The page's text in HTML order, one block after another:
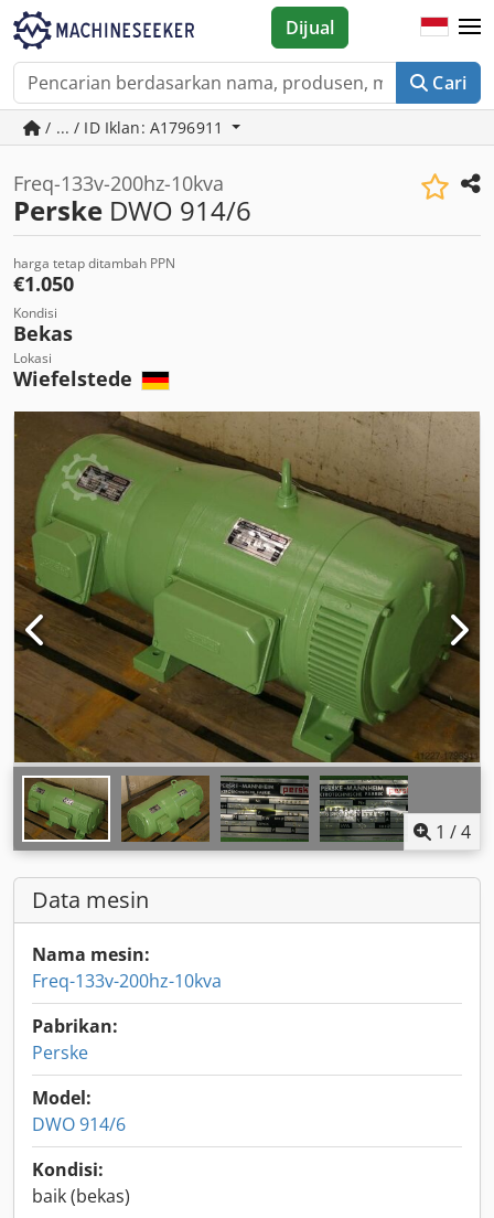
Cari
Dijual
/ ... / ID Iklan: A1796911
Freq-133v-200hz-10kva
Perske DWO 914/6
harga tetap ditambah PPN
€1.050
Kondisi
Bekas
Lokasi
Wiefelstede
1 /4
Data mesin
Nama mesin:
Freq-133v-200hz-10kva
Pabrikan:
Perske
Model:
DWO 914/6
Kondisi:
baik (bekas)